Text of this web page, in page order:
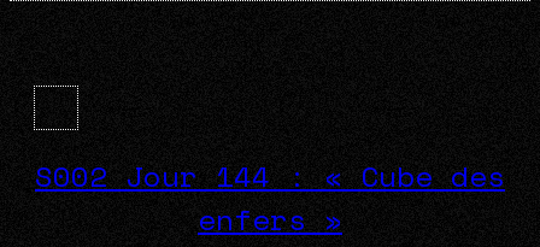
S002 Jour 144 : « Cube des
enfers »